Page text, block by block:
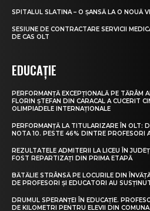
SPITALUL SLATINA – O ȘANSĂ LA O NOUĂ
SESIUNE DE CONTRACTARE SERVICII
DE CAS OLT
EDUCAȚIE
PERFORMANȚĂ EXCEPȚIONALĂ PE TĂRÂM
FLORIN ȘTEFAN DIN CARACAL A CUCERIT
OLIMPIADELE INTERNAȚIONALE
PERFORMANȚĂ LA TITULARIZARE ÎN OLT:
NOTA 10. PESTE 46% DINTRE PROFESORI
REZULTATELE ADMITERII LA LICEU ÎN
FOST REPARTIZAȚI DIN PRIMA ETAPĂ
BĂTĂLIE STRÂNSĂ PE LOCURILE DIN
DE PROFESORI ȘI EDUCATORI AU
DRUMUL SPERANȚEI ÎN EDUCAȚIE.
DE KILOMETRI PENTRU ELEVII DIN